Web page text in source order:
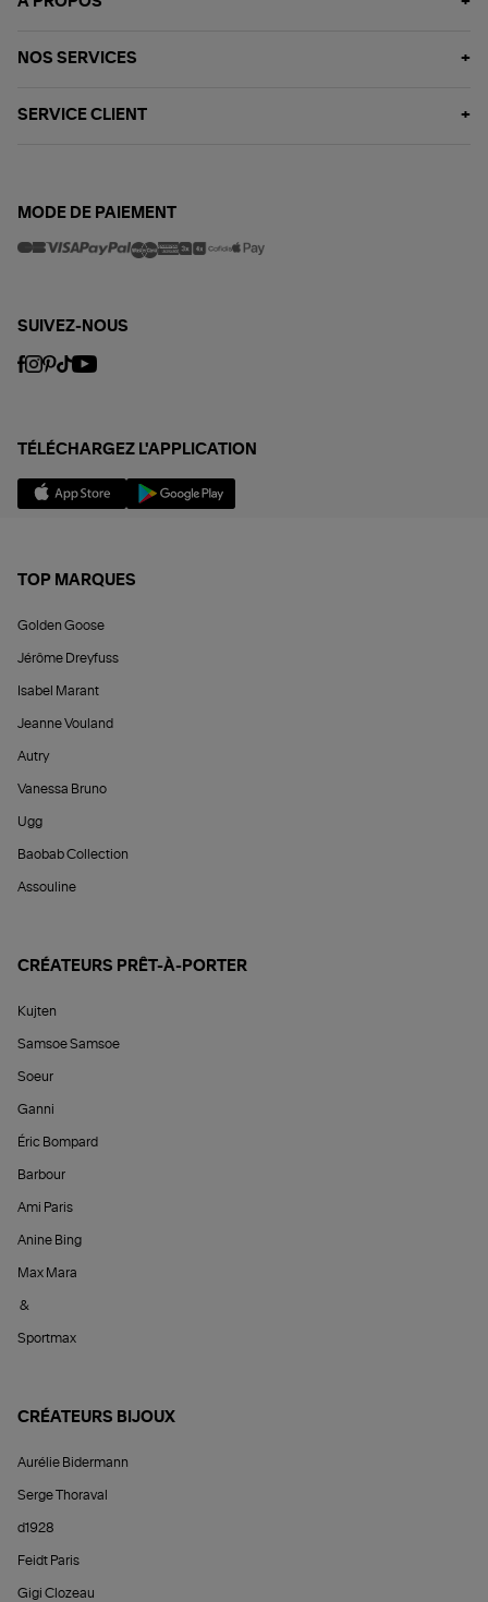
NOS SERVICES
SERVICE CLIENT
MODE DE PAIEMENT
SUIVEZ-NOUS
TÉLÉCHARGEZ L'APPLICATION
TOP MARQUES
Golden Goose
Jérôme Dreyfuss
Isabel Marant
Jeanne Vouland
Autry
Vanessa Bruno
Ugg
Baobab Collection
Assouline
CRÉATEURS PRÊT-À-PORTER
Kujten
Samsoe Samsoe
Soeur
Ganni
Éric Bompard
Barbour
Ami Paris
Anine Bing
Max Mara
&
Sportmax
CRÉATEURS BIJOUX
Aurélie Bidermann
Serge Thoraval
d1928
Feidt Paris
Gigi Clozeau